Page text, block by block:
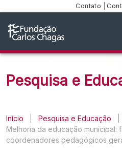
Contato
Pesquisa e
Início Pesquisa e Educação
Melhoria da educação municipal:
coordenadores pedagógicos